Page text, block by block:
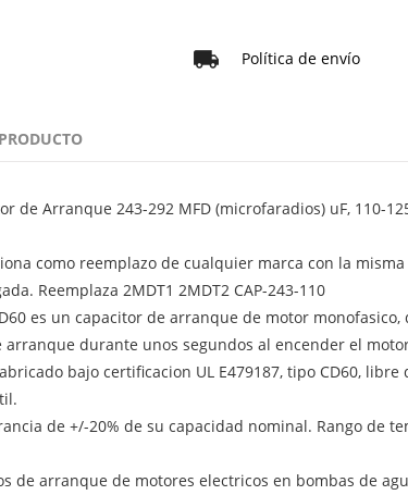
Política de envío
de Arranque 243-292 MFD (microfaradios) uF, 110-
como reemplazo de cualquier marca con la
Reemplaza 2MDT1 2MDT2 CAP-243-110
es un capacitor de arranque de motor
durante unos segundos al encender el
bajo certificacion UL E479187, tipo CD60,
de +/-20% de su capacidad nominal. Rango de
de arranque de motores electricos en bombas de